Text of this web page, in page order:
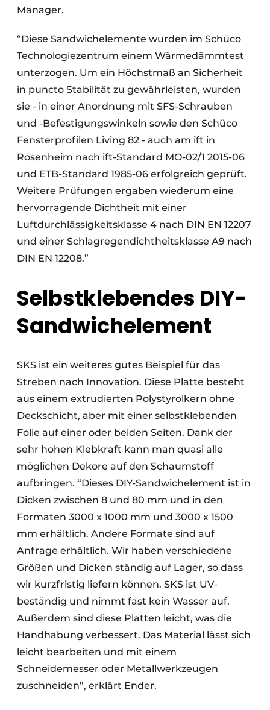
Manager.
“Diese Sandwichelemente wurden im Schüco
Technologiezentrum einem Wärmedämmtest
unterzogen. Um ein Höchstmaß an Sicherheit
in puncto Stabilität zu gewährleisten, wurden
sie - in einer Anordnung mit SFS-Schrauben
und -Befestigungswinkeln sowie den Schüco
Fensterprofilen Living 82 - auch am ift in
Rosenheim nach ift-Standard MO-02/1 2015-06
und ETB-Standard 1985-06 erfolgreich geprüft.
Weitere Prüfungen ergaben wiederum eine
hervorragende Dichtheit mit einer
Luftdurchlässigkeitsklasse 4 nach DIN EN 12207
und einer Schlagregendichtheitsklasse A9 nach
DIN EN 12208.”
Selbstklebendes DIY-
Sandwichelement
SKS ist ein weiteres gutes Beispiel für das
Streben nach Innovation. Diese Platte besteht
aus einem extrudierten Polystyrolkern ohne
Deckschicht, aber mit einer selbstklebenden
Folie auf einer oder beiden Seiten. Dank der
sehr hohen Klebkraft kann man quasi alle
möglichen Dekore auf den Schaumstoff
aufbringen. “Dieses DIY-Sandwichelement ist in
Dicken zwischen 8 und 80 mm und in den
Formaten 3000 x 1000 mm und 3000 x 1500
mm erhältlich. Andere Formate sind auf
Anfrage erhältlich. Wir haben verschiedene
Größen und Dicken ständig auf Lager, so dass
wir kurzfristig liefern können. SKS ist UV-
beständig und nimmt fast kein Wasser auf.
Außerdem sind diese Platten leicht, was die
Handhabung verbessert. Das Material lässt sich
leicht bearbeiten und mit einem
Schneidemesser oder Metallwerkzeugen
zuschneiden”, erklärt Ender.